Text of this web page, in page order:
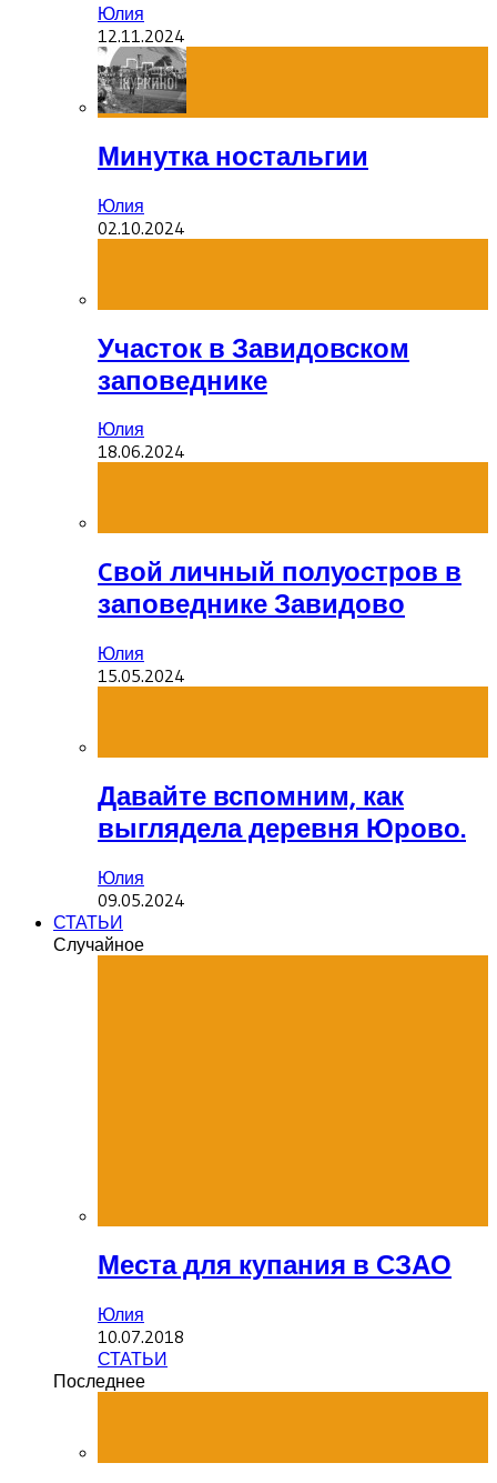
Юлия
12.11.2024
Минутка ностальгии
Юлия
02.10.2024
Участок в Завидовском
заповеднике
Юлия
18.06.2024
Cвой личный полуостров в
заповеднике Завидово
Юлия
15.05.2024
Давайте вспомним, как
выглядела деревня Юрово.
Юлия
09.05.2024
СТАТЬИ
Случайное
Места для купания в СЗАО
Юлия
10.07.2018
СТАТЬИ
Последнее